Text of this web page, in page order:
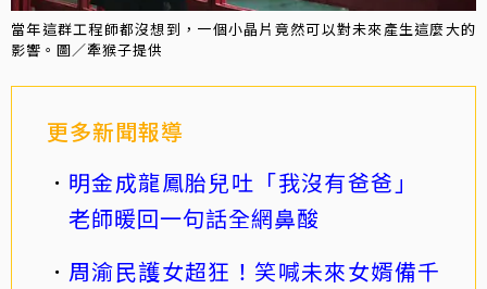
當年這群工程師都沒想到，一個小晶片竟然可以對未來產生這麼大的
影響。圖／牽猴子提供
更多新聞報導
明金成龍鳳胎兒吐「我沒有爸爸」
老師暖回一句話全網鼻酸
周渝民護女超狂！笑喊未來女婿備千